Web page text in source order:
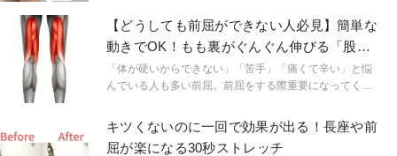
面でもとても大事な部分なので、体の不調を招かないよ
うこれらの部分をまとめてケアしていきましょう。
【どうしても前屈ができない人必見】簡単な
動きでOK！もも裏がぐんぐん伸びる「股関
節ストレッチ」
「体が硬いからできない」「苦手」「痛くて辛い」と悩
んでいる人も多い前屈。前屈をする際重要になってくる
す。今回は簡単に心地よくハムストリングを伸ばす動き
をご紹介。毎日続ければ、絶対変わります！
キツくないのに一回で効果が出る！長座や前
屈が楽になる30秒ストレッチ